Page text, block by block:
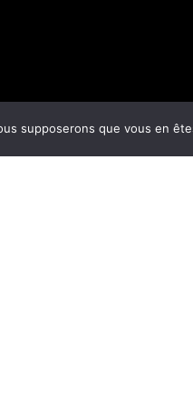
supposerons que vous en